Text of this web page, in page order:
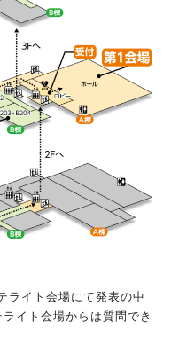
ライト会場にて発表の中
イト会場からは質問でき